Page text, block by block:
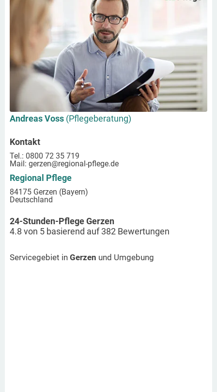
Andreas Voss (Pflegeberatung)
Kontakt
Tel.: 0800 72 35 719
Mail: gerzen@regional-pflege.de
Regional Pflege
84175 Gerzen (Bayern)
Deutschland
24-Stunden-Pflege Gerzen
4.8 von 5 basierend auf382 Bewertungen
Servicegebiet in Gerzen und Umgebung